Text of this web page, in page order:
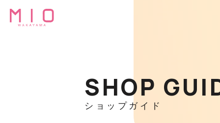
SHOP
ショップガイド